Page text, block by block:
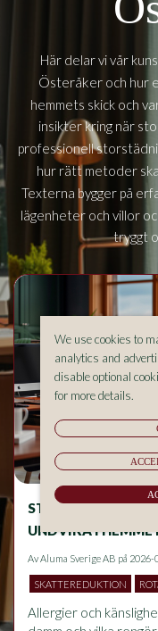
Här delar vi vår
Österåker och hur
hemmets skick och
insikter kring när
professionell
hur rätt metoder
Texterna bygger på
lägenheter och villor
tryggt
STÄDNING OCH
UNDVIKA I
Av Aluma Sverige AB på 2026-
SKATTEREDUKTION
Allergier och
We use cookies to
analytics and
disable optional
for more details.